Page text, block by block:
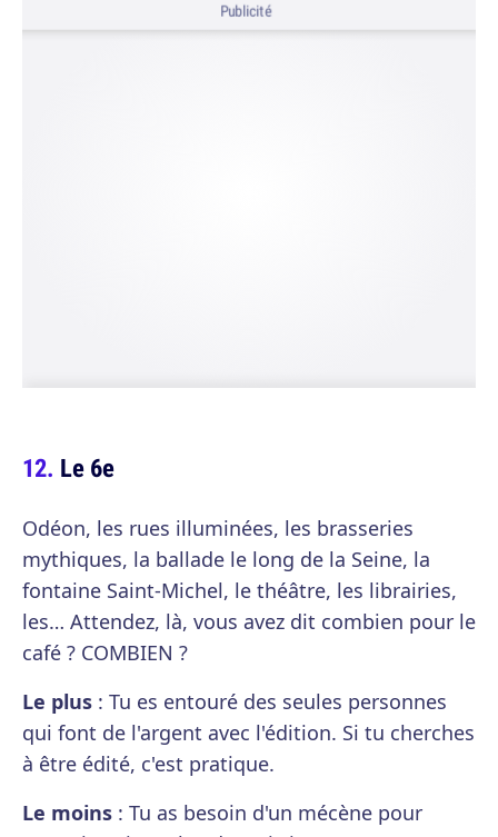
Publicité
Le 6e
Odéon, les rues illuminées, les brasseries
mythiques, la ballade le long de la Seine, la
fontaine Saint-Michel, le théâtre, les librairies,
les… Attendez, là, vous avez dit combien pour le
café ? COMBIEN ?
Le plus : Tu es entouré des seules personnes
qui font de l'argent avec l'édition. Si tu cherches
à être édité, c'est pratique.
Le moins : Tu as besoin d'un mécène pour